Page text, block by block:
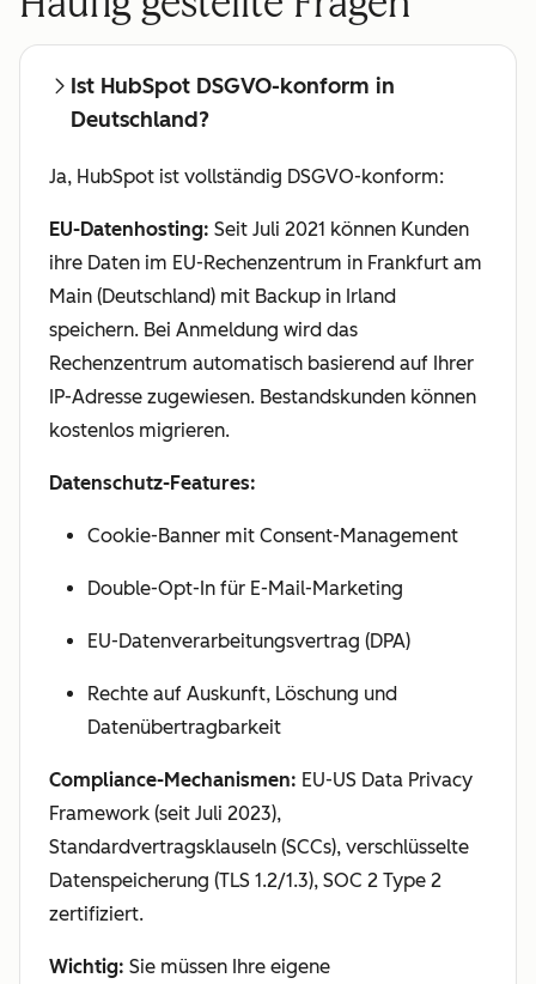
Ist HubSpot DSGVO-konform in
Deutschland?
Ja, HubSpot ist vollständig DSGVO-konform:
EU-Datenhosting: Seit Juli 2021 können Kunden
ihre Daten im EU-Rechenzentrum in Frankfurt am
Main (Deutschland) mit Backup in Irland
speichern. Bei Anmeldung wird das
Rechenzentrum automatisch basierend auf Ihrer
IP-Adresse zugewiesen. Bestandskunden können
kostenlos migrieren.
Datenschutz-Features:
Cookie-Banner mit Consent-Management
Double-Opt-In für E-Mail-Marketing
EU-Datenverarbeitungsvertrag (DPA)
Rechte auf Auskunft, Löschung und
Datenübertragbarkeit
Compliance-Mechanismen: EU-US Data Privacy
Framework (seit Juli 2023),
Standardvertragsklauseln (SCCs), verschlüsselte
Datenspeicherung (TLS 1.2/1.3), SOC 2 Type 2
zertifiziert.
Wichtig: Sie müssen Ihre eigene